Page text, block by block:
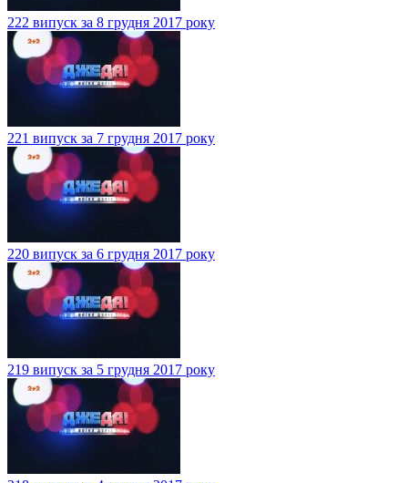
222 випуск за 8 грудня 2017 року
221 випуск за 7 грудня 2017 року
220 випуск за 6 грудня 2017 року
219 випуск за 5 грудня 2017 року